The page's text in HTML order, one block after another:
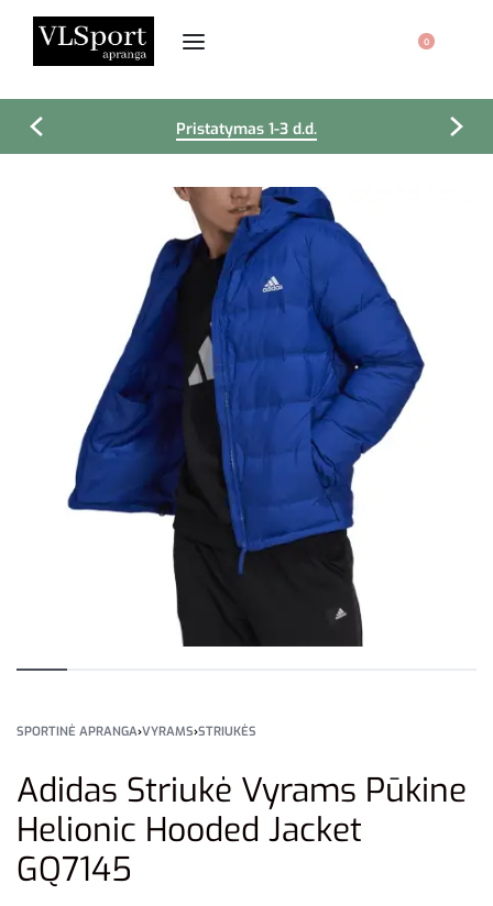
0
Pristatymas 1-3 d.d.
SPORTINĖ APRANGA›VYRAMS›STRIUKĖS
Adidas Striukė Vyrams Pūkine
Helionic Hooded Jacket
GQ7145